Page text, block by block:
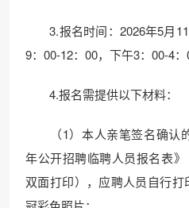
3.报名时间：2026年5月11
9：00-12：00，下午3：00-4：
4.报名需提供以下材料：
（1）本人亲笔签名确认
年公开招聘临聘人员报名表
双面打印），应聘人员自行